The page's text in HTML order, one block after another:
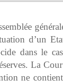
d’un
dans le
La
ne